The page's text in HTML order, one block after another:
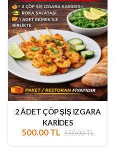
2 ÂDET ÇÖP ŞİŞ IZGARA
KARİDES
500.00 TL